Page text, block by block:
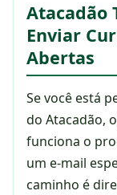
Atacadão
Enviar
Abertas
Se você está
do Atacadão,
funciona o
um e-mail
caminho é